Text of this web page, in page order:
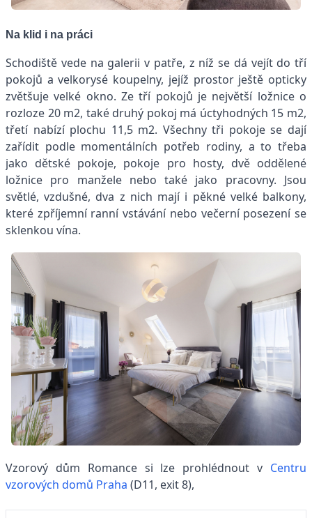
Na klid i na práci
Schodiště vede na galerii v patře, z níž se dá vejít do tří
pokojů a velkorysé koupelny, jejíž prostor ještě opticky
zvětšuje velké okno. Ze tří pokojů je největší ložnice o
rozloze 20 m2, také druhý pokoj má úctyhodných 15 m2,
třetí nabízí plochu 11,5 m2. Všechny tři pokoje se dají
zařídit podle momentálních potřeb rodiny, a to třeba
jako dětské pokoje, pokoje pro hosty, dvě oddělené
ložnice pro manžele nebo také jako pracovny. Jsou
světlé, vzdušné, dva z nich mají i pěkné velké balkony,
které zpříjemní ranní vstávání nebo večerní posezení se
sklenkou vína.
Vzorový dům Romance si lze prohlédnout v Centru
vzorových domů Praha (D11, exit 8),